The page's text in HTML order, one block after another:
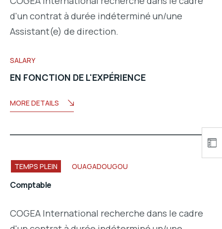
d'un contrat à durée indéterminé un/une
Assistant(e) de direction.
SALARY
EN FONCTION DE L'EXPÉRIENCE
MORE DETAILS
TEMPS PLEIN OUAGADOUGOU
Comptable
COGEA International recherche dans le cadre